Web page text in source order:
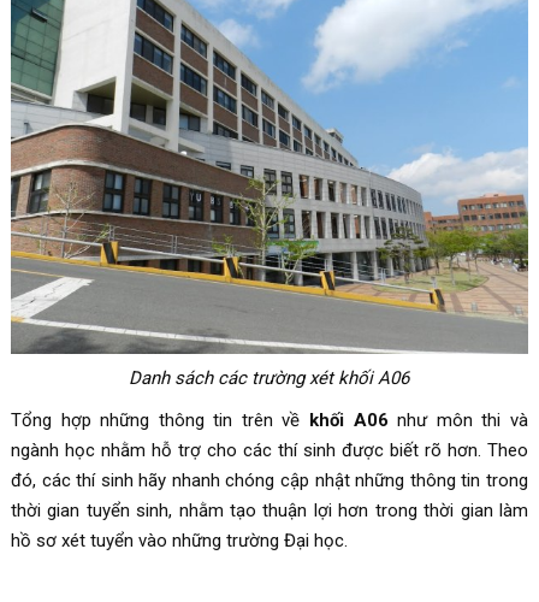
Danh sách các trường xét khối A06
Tổng hợp những thông tin trên về
khối A06 như môn thi và
ngành học nhằm hỗ trợ cho các thí sinh được biết rõ hơn. Theo
đó, các thí sinh hãy nhanh chóng cập nhật những thông tin trong
thời gian tuyển sinh, nhằm tạo thuận lợi hơn trong thời gian làm
hồ sơ xét tuyển vào những trường Đại học.